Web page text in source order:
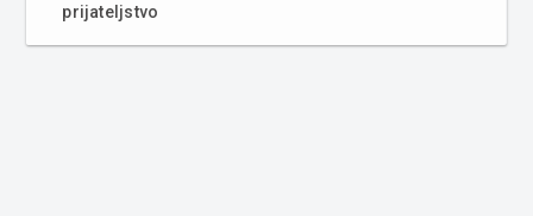
prijateljstvo